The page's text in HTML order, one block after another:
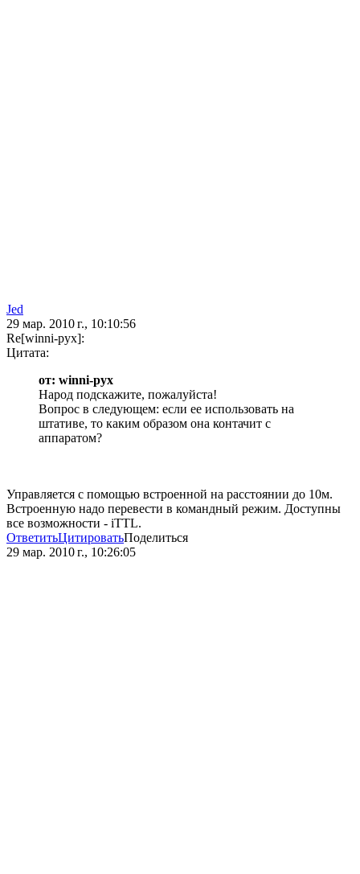
Jed
29 мар. 2010 г., 10:10:56
Re[winni-pyx]:
Цитата:
от: winni-pyx
Народ подскажите, пожалуйста!
Вопрос в следующем: если ее использовать на
штативе, то каким образом она контачит с
аппаратом?
Управляется с помощью встроенной на расстоянии до 10м.
Встроенную надо перевести в командный режим. Доступны
все возможности - iTTL.
ОтветитьЦитироватьПоделиться
29 мар. 2010 г., 10:26:05